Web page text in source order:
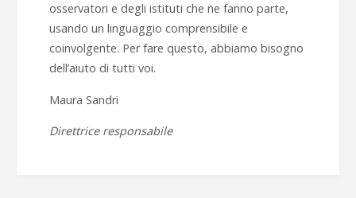
osservatori e degli istituti che ne fanno parte,
usando un linguaggio comprensibile e
coinvolgente. Per fare questo, abbiamo bisogno
dell’aiuto di tutti voi.
Maura Sandri
Direttrice responsabile